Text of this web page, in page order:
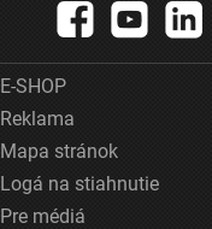
E-SHOP
Reklama
Mapa stránok
Logá na stiahnutie
Pre médiá